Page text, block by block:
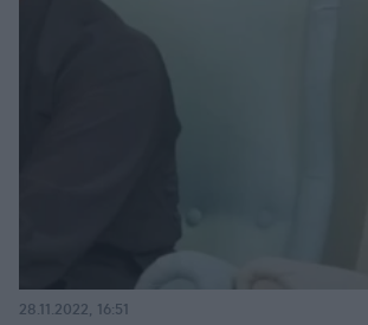
28.11.2022, 16:51